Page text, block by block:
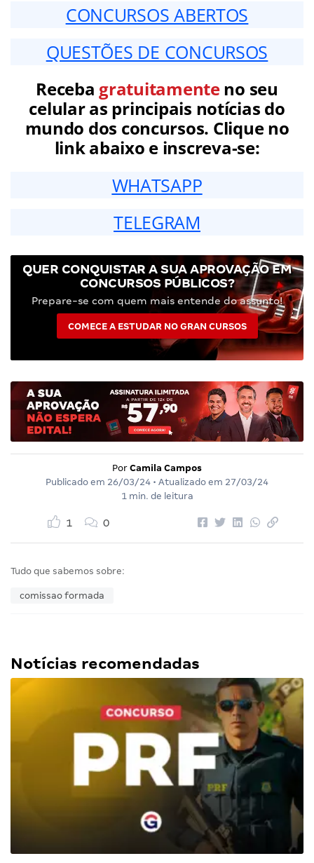
CONCURSOS ABERTOS
QUESTÕES DE CONCURSOS
Receba gratuitamenteno seu
celular as principais notícias do
mundo dos concursos. Clique no
link abaixo e inscreva-se:
WHATSAPP
TELEGRAM
QUER CONQUISTAR A SUA APROVAÇÃO EM
CONCURSOS PÚBLICOS?
Prepare-se com quem mais entende do assunto!
COMECE A ESTUDAR NO GRAN CURSOS
Por Camila Campos
Publicado em 26/03/24 • Atualizado em 27/03/24
1 min. de leitura
1 0
Tudo que sabemos sobre:
comissao formada
Notícias recomendadas